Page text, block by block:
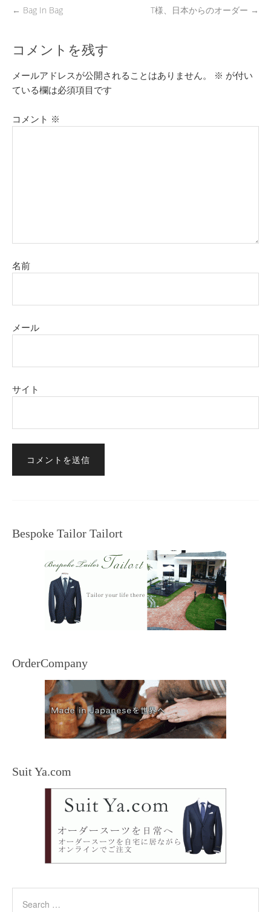
← Bag In Bag T様、日本からのオーダー →
コメントを残す
メールアドレスが公開されることはありません。 ※ が付い
ている欄は必須項目です
コメント ※
名前
メール
サイト
Bespoke Tailor Tailort
OrderCompany
Suit Ya.com